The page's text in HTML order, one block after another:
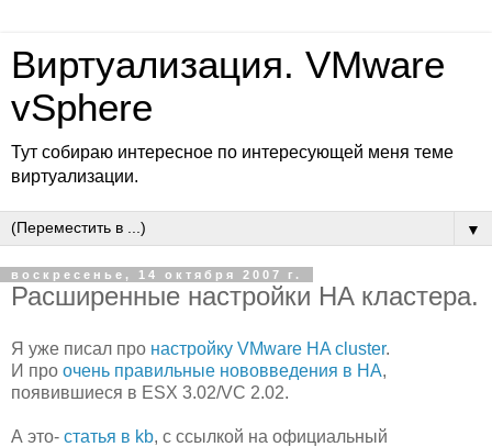
Виртуализация. VMware
vSphere
Тут собираю интересное по интересующей меня теме
виртуализации.
▼
воскресенье, 14 октября 2007 г.
Расширенные настройки HA кластера.
Я уже писал про настройку VMware HA cluster.
И про очень правильные нововведения в HA,
появившиеся в ESX 3.02/VC 2.02.
А это- статья в kb, c ссылкой на официальный